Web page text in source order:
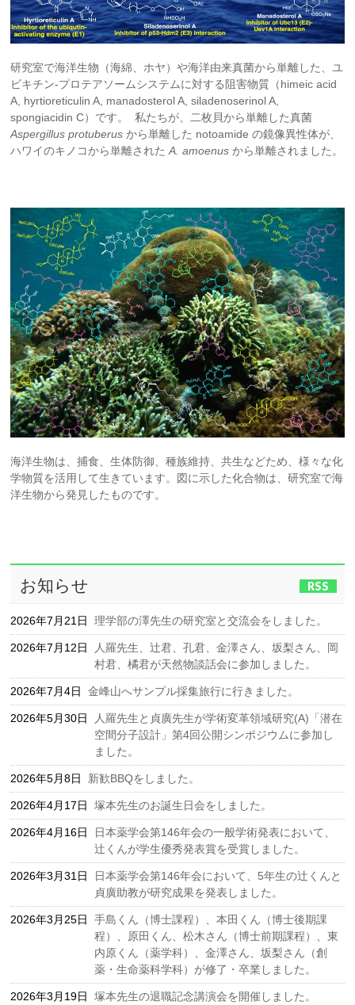
研究室で海洋生物（海綿、ホヤ）や海洋由来真菌から単離した、ユ
ビキチン-プロテアソームシステムに対する阻害物質（himeic acid
A, hyrtioreticulin A, manadosterol A, siladenoserinol A,
spongiacidin C）です。 私たちが、二枚貝から単離した真菌
Aspergillus protuberus から単離した notoamide の鏡像異性体が、
ハワイのキノコから単離されたA. amoenus から単離されました。
海洋生物は、捕食、生体防御、種族維持、共生などため、様々な化
学物質を活用して生きています。図に示した化合物は、研究室で海
洋生物から発見したものです。
お知らせ RSS
2026年7月21日 理学部の澤先生の研究室と交流会をしました。
2026年7月12日
人羅先生、辻君、孔君、金澤さん、坂梨さん、岡
村君、橘君が天然物談話会に参加しました。
2026年7月4日 金峰山へサンプル採集旅行に行きました。
2026年5月30日
人羅先生と貞廣先生が学術変革領域研究(A)「潜在
空間分子設計」第4回公開シンポジウムに参加し
ました。
2026年5月8日 新歓BBQをしました。
2026年4月17日 塚本先生のお誕生日会をしました。
2026年4月16日
日本薬学会第146年会の一般学術発表において、
辻くんが学生優秀発表賞を受賞しました。
2026年3月31日
日本薬学会第146年会において、5年生の辻くんと
貞廣助教が研究成果を発表しました。
2026年3月25日
手島くん（博士課程）、本田くん（博士後期課
程）、原田くん、松木さん（博士前期課程）、東
内原くん（薬学科）、金澤さん、坂梨さん（創
薬・生命薬科学科）が修了・卒業しました。
2026年3月19日 塚本先生の退職記念講演会を開催しました。